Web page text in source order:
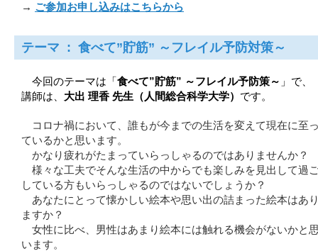
→ ご参加お申し込みはこちらから
テーマ : 食べて”貯筋” ～フレイル予防対策～
今回のテーマは「食べて”貯筋” ～フレイル予防策～ 」で、
講師は、 大出 理香 先生（人間総合科学大学） です。
コロナ禍において、誰もが今までの生活を変えて現在に至
ているかと思います。
かなり疲れがたまっていらっしゃるのではありませんか？
様々な工夫でそんな生活の中からでも楽しみを見出して過
している方もいらっしゃるのではないでしょうか？
あなたにとって懐かしい絵本や思い出の詰まった絵本はあ
ますか？
女性に比べ、男性はあまり絵本には触れる機会がないかと
います。